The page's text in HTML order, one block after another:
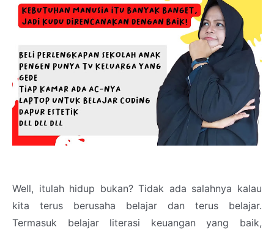
Well, itulah hidup bukan? Tidak ada salahnya kalau
kita terus berusaha belajar dan terus belajar.
Termasuk belajar literasi keuangan yang baik,